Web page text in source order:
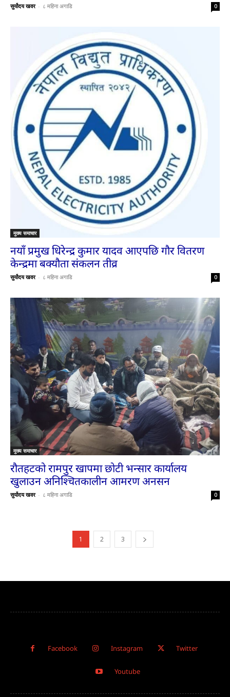
सुर्योदय खवर - ८ महिना अगाडि 0
मुख्य समाचार
नयाँ प्रमुख धिरेन्द्र कुमार यादव आएपछि गौर वितरण
केन्द्रमा बक्यौता संकलन तीव्र
सुर्योदय खवर - ८ महिना अगाडि 0
मुख्य समाचार
रौतहटको रामपुर खापमा छोटी भन्सार कार्यालय
खुलाउन अनिश्चितकालीन आमरण अनसन
सुर्योदय खवर - ८ महिना अगाडि 0
1 2 3
Facebook Instagram Twitter
Youtube